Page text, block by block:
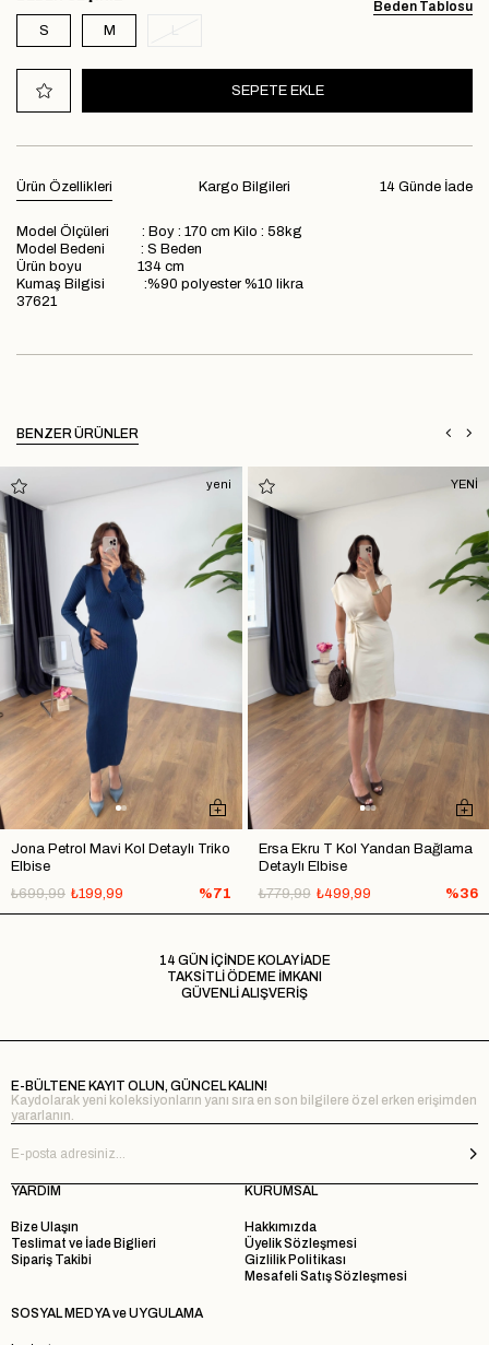
Beden Tablosu
S M
Ürün Özellikleri 14 Günde İade
Kargo Bilgileri
Model Ölçüleri : Boy : 170 cm Kilo : 58kg
Model Bedeni : S Beden
Ürün boyu 134 cm
Kumaş Bilgisi :%90 polyester %10 likra
37621
BENZER ÜRÜNLER
Jona Petrol Mavi Kol Detaylı Triko
Elbise
₺199,99
₺699,99 %71
yeni
Ersa Ekru T Kol Yandan Bağlama
Detaylı Elbise
₺499,99
₺779,99 %36
YENİ
14 GÜN İÇİNDE KOLAY İADE
TAKSİTLİ ÖDEME İMKANI
GÜVENLİ ALIŞVERİŞ
E-BÜLTENE KAYIT OLUN, GÜNCEL KALIN!
Kaydolarak yeni koleksiyonların yanı sıra en son bilgilere özel erken erişimden
yararlanın.
YARDIM
Bize Ulaşın
Teslimat ve İade Biglieri
Sipariş Takibi
KURUMSAL
Hakkımızda
Üyelik Sözleşmesi
Gizlilik Politikası
Mesafeli Satış Sözleşmesi
SOSYAL MEDYA ve UYGULAMA